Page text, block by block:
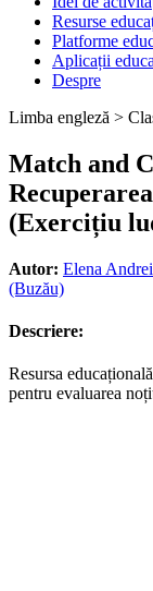
Resurse
Platforme
Aplicații
Despre
Limba engleză >
Match and
(Exercițiu
Autor: Elena
(Buzău)
Descriere:
Resursa
pentru evaluarea